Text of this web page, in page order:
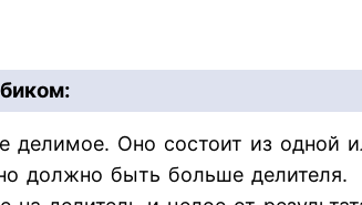
делимое. Оно состоит из одной
должно быть больше делителя.